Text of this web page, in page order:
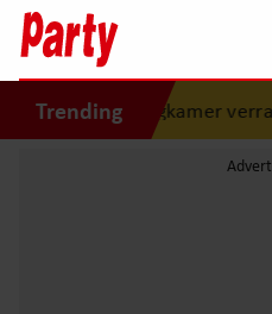
Trendingverrast jonge fan